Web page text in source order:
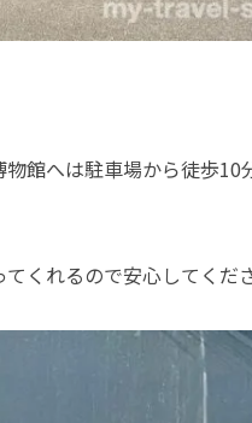
館へは駐車場から徒歩10
くれるので安心してくだ